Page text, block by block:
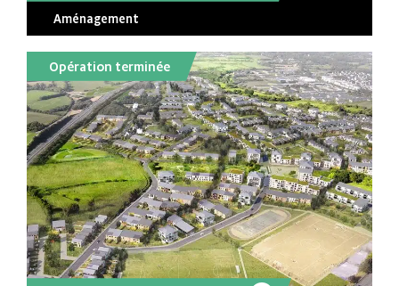
Aménagement
Opération terminée